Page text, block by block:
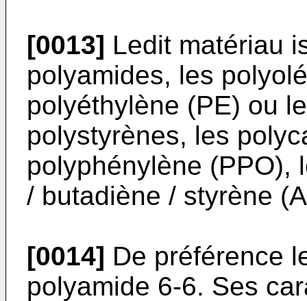
[0013] Ledit matériau
polyamides, les
polyéthylène (PE) ou
polystyrènes, les
polyphénylène (PPO),
/ butadiène / styrène
[0014] De préférence
polyamide 6-6. Ses